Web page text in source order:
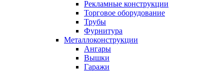
Рекламные конструкции
Торговое оборудование
Трубы
Фурнитура
Металлоконструкции
Ангары
Вышки
Гаражи